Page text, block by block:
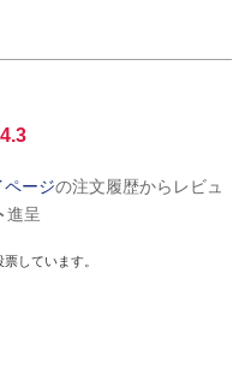
4.3
ページの注文履歴からレビュ
進呈
しています。